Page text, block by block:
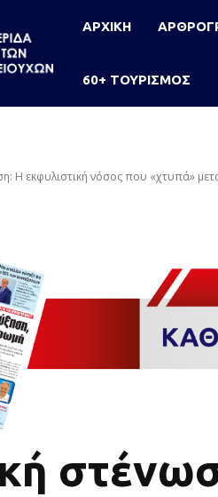
ΑΡΧΙΚΗ
60+ ΤΟΥΡΙΣΜΟΣ
Η εκφυλιστική νόσος που «χτυπά»